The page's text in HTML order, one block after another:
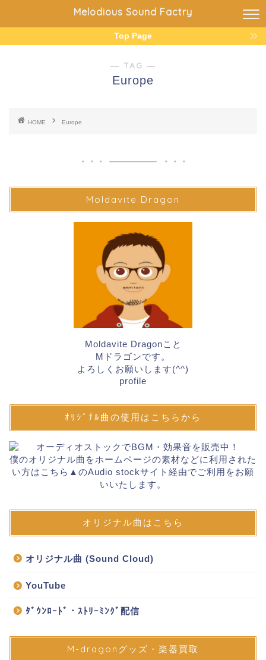
Melodious Sound Factry
Top Page
― TAG ―
Europe
HOME Europe
Moldavite Dragon
Moldavite Dragonこと
Mドラゴンです。
よろしくお願いします(^^)
profile
ｵﾘｼﾞﾅﾙ曲の使用はこちらから
僕のオリジナル曲をホームページの素材などに利用された
い方はこちら▲のAudio stockサイト経由でご利用をお願
いいたします。
オリジナル曲はこちら
オリジナル曲 (Sound Cloud)
YouTube
ﾀﾞｳﾝﾛｰﾄﾞ・ｽﾄﾘｰﾐﾝｸﾞ配信
M-dragonグッズ・楽器買取